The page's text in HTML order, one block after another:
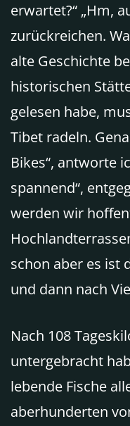
erwartet?“ „Hm,
zurückreichen.
alte Geschichte
historischen
gelesen habe,
Tibet radeln.
Bikes“, antworte
spannend“,
werden wir
schon aber es ist
und dann nach
Nach 108
untergebracht
lebende Fische
aberhunderten